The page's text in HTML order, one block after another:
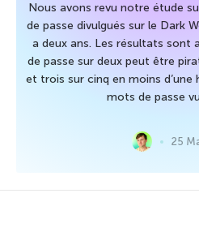
Nous avons revu notre étude
de passe divulgués sur le Dark
a deux ans. Les résultats sont
de passe sur deux peut être
et trois sur cinq en moins
mots de passe
25